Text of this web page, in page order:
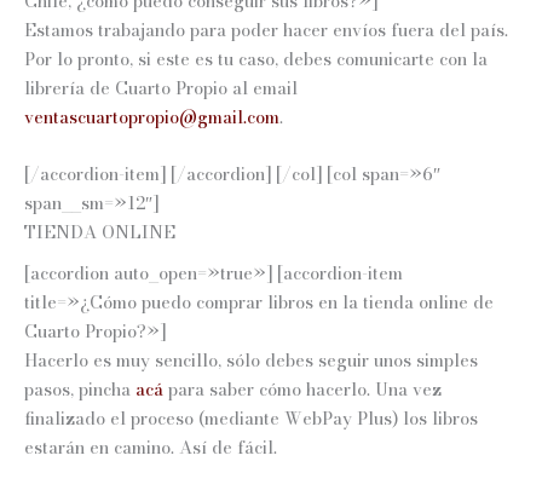
Estamos trabajando para poder hacer envíos fuera del país.
Por lo pronto, si este es tu caso, debes comunicarte con la
librería de Cuarto Propio al email
ventascuartopropio@gmail.com.
[/accordion-item] [/accordion] [/col] [col span=»6″
span__sm=»12″]
TIENDA ONLINE
[accordion auto_open=»true»] [accordion-item
title=»¿Cómo puedo comprar libros en la tienda online de
Cuarto Propio?»]
Hacerlo es muy sencillo, sólo debes seguir unos simples
pasos, pincha acápara saber cómo hacerlo. Una vez
finalizado el proceso (mediante WebPay Plus) los libros
estarán en camino. Así de fácil.